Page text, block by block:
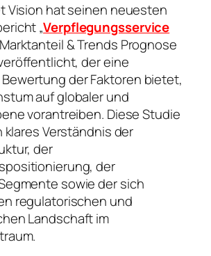
Vision hat seinen neuesten
„Verpflegungsservice
& Trends Prognose
der eine
der Faktoren bietet,
auf globaler und
vorantreiben. Diese Studie
Verständnis der
der
der
sowie der sich
regulatorischen und
Landschaft im